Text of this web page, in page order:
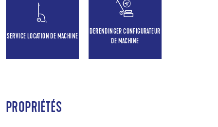
SERVICE LOCATION DE MACHINE
DERENDINGER CONFIGURATEUR
DE MACHINE
PROPRIÉTÉS